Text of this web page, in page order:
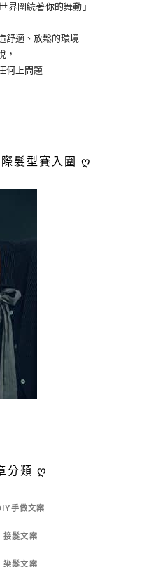
界圍繞著你的舞動」
舒適、放鬆的環境
，
何上問題
髮型賽入圍 ღ
分類 ღ
手做文案
髮文案
髮文案